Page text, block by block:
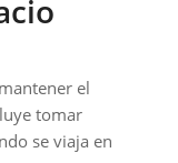
el
tomar
se viaja en